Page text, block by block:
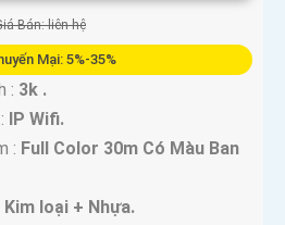
Bán: liên hệ
Mại: 5%-35%
: 3k .
IP Wifi.
: Full Color 30m Có Màu Ban
Kim loại + Nhựa.